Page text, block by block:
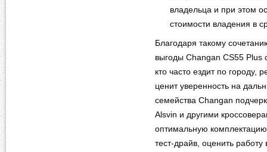
владельца и при этом
стоимости владения в
Благодаря такому
выгоды Changan CS55 Plus
кто часто ездит по городу,
ценит уверенность на
семейства Changan
Alsvin и другими
оптимальную
тест‑драйв, оценить